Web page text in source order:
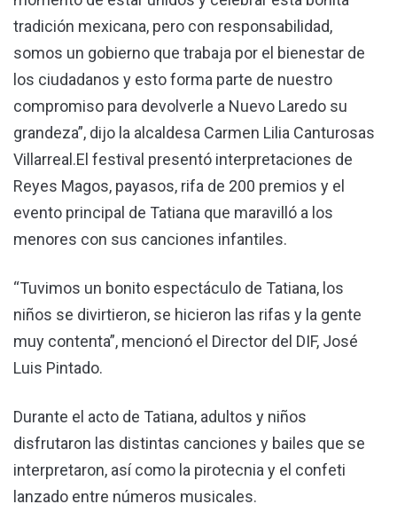
tradición mexicana, pero con responsabilidad,
somos un gobierno que trabaja por el bienestar de
los ciudadanos y esto forma parte de nuestro
compromiso para devolverle a Nuevo Laredo su
grandeza”, dijo la alcaldesa Carmen Lilia Canturosas
Villarreal.El festival presentó interpretaciones de
Reyes Magos, payasos, rifa de 200 premios y el
evento principal de Tatiana que maravilló a los
menores con sus canciones infantiles.
“Tuvimos un bonito espectáculo de Tatiana, los
niños se divirtieron, se hicieron las rifas y la gente
muy contenta”, mencionó el Director del DIF, José
Luis Pintado.
Durante el acto de Tatiana, adultos y niños
disfrutaron las distintas canciones y bailes que se
interpretaron, así como la pirotecnia y el confeti
lanzado entre números musicales.